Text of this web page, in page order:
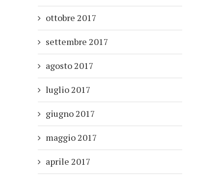
ottobre 2017
settembre 2017
agosto 2017
luglio 2017
giugno 2017
maggio 2017
aprile 2017